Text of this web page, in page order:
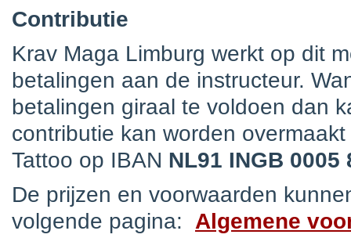
Contributie
Krav Maga Limburg werkt op dit
betalingen aan de instructeur.
betalingen giraal te voldoen dan
contributie kan worden
Tattoo op IBAN NL91 INGB 0005
De prijzen en voorwaarden
volgende pagina: Algemene